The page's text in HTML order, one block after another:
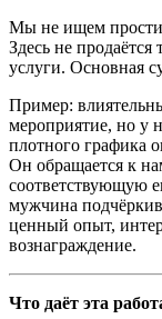
Мы не ищем
Здесь не
услуги. Основная
Пример:
мероприятие, но у
плотного графика
Он обращается к
соответствующую
мужчина
ценный опыт,
вознаграждение.
Что даёт эта